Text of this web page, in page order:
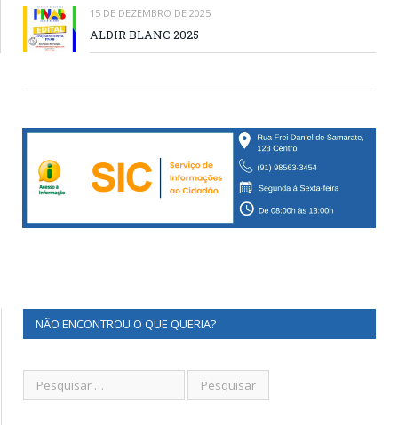
15 DE DEZEMBRO DE 2025
ALDIR BLANC 2025
NÃO ENCONTROU O QUE QUERIA?